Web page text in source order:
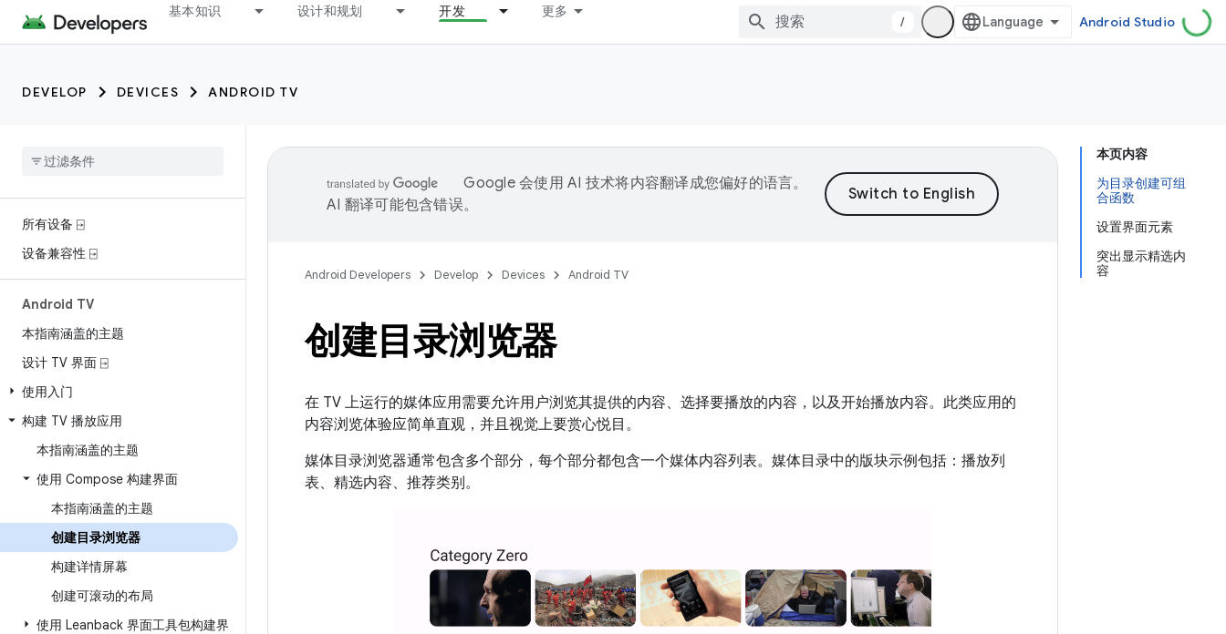
基本知识 设计和规划 开发 更多
/ Android Studio
DEVELOP DEVICES ANDROID TV
所有设备 ⍈
设备兼容性 ⍈
Android TV
本指南涵盖的主题
设计 TV 界面 ⍈
使用入门
构建 TV 播放应用
本指南涵盖的主题
使用 Compose 构建界面
本指南涵盖的主题
创建目录浏览器
构建详情屏幕
创建可滚动的布局
使用 Leanback 界面工具包构建界
本页内容
为目录创建可组
合函数
设置界面元素
突出显示精选内
容
Google 会使用 AI 技术将内容翻译成您偏好的语言。
AI 翻译可能包含错误。
Android Developers Develop Devices Android TV
创建目录浏览器
在 TV 上运行的媒体应用需要允许用户浏览其提供的内容、选择要播放的内容，以及开始播放内容。此类应用的
内容浏览体验应简单直观，并且视觉上要赏心悦目。
媒体目录浏览器通常包含多个部分，每个部分都包含一个媒体内容列表。媒体目录中的版块示例包括：播放列
表、精选内容、推荐类别。